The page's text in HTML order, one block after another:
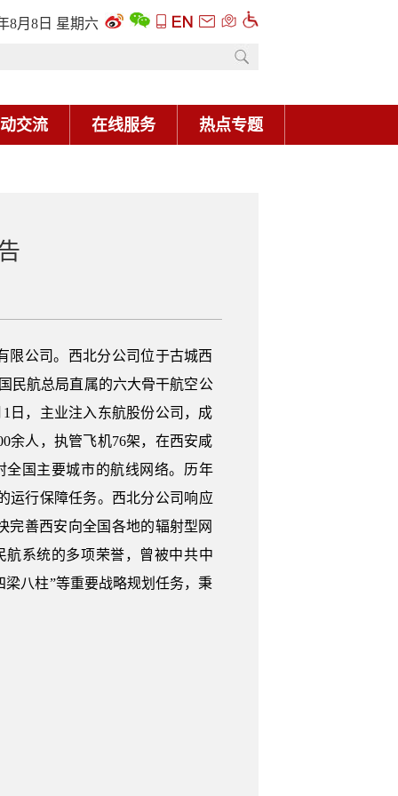
8月8日 星期六
交流 在线服务 热点专题
限公司。西北分公司位于古城西
民航总局直属的六大骨干航空公
日，主业注入东航股份公司，成
余人，执管飞机76架，在西安咸
全国主要城市的航线网络。历年
运行保障任务。西北分公司响应
完善西安向全国各地的辐射型网
系统的多项荣誉，曾被中共中
八柱”等重要战略规划任务，秉